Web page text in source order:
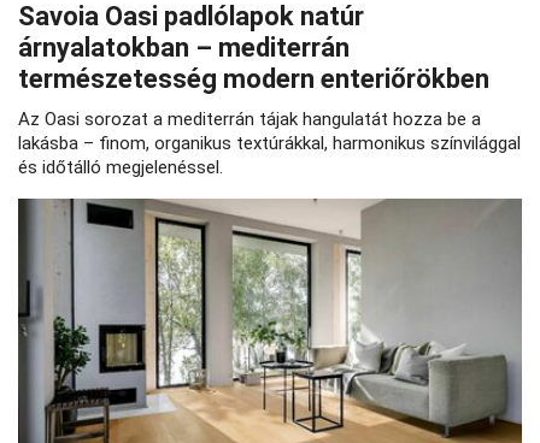
Savoia Oasi padlólapok natúr
árnyalatokban – mediterrán
természetesség modern enteriőrökben
Az Oasi sorozat a mediterrán tájak hangulatát hozza be a
lakásba – finom, organikus textúrákkal, harmonikus színvilággal
és időtálló megjelenéssel.